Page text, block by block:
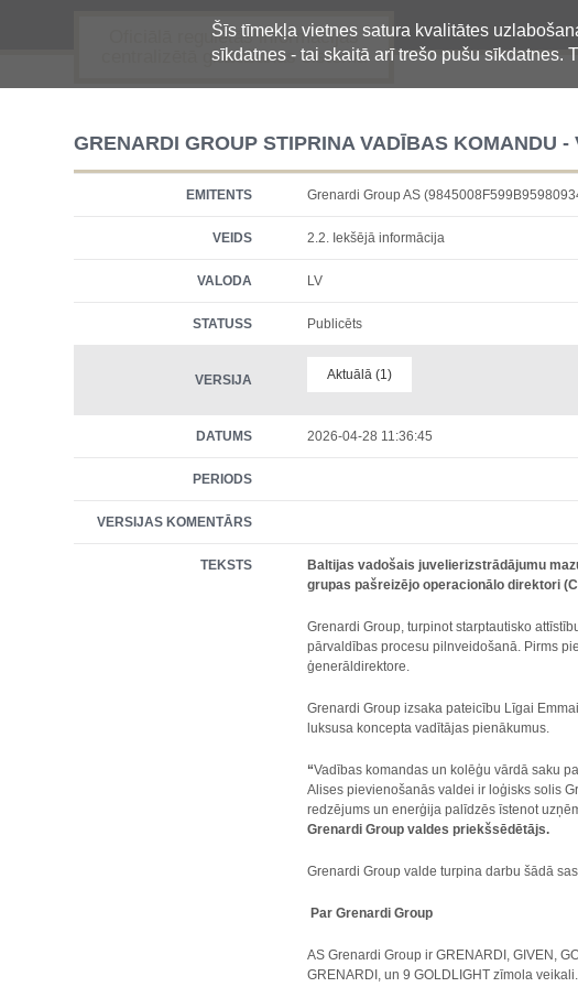
Šīs tīmekļa vietnes satura kvalitātes
sīkdatnes - tai skaitā arī trešo pušu sīkdatnes.
Oficiālā regulētās informācijas
centralizētā glabāšanas sistēma
GRENARDI GROUP STIPRINA VADĪBAS KOMANDU
EMITENTS Grenardi Group AS
VEIDS 2.2. Iekšējā informācija
VALODA LV
STATUSS Publicēts
VERSIJA Aktuālā (1)
DATUMS 2026-04-28 11:36:45
PERIODS
VERSIJAS KOMENTĀRS
TEKSTS
Baltijas vadošais juvelierizstrādājumu
grupas pašreizējo operacionālo direktori
Grenardi Group, turpinot starptautisko
pārvaldības procesu pilnveidošanā. Pirms
ģenerāldirektore.
Grenardi Group izsaka pateicību Līgai
luksusa koncepta vadītājas pienākumus.
“Vadības komandas un kolēģu vārdā saku
Alises pievienošanās valdei ir loģisks solis
redzējums un enerģija palīdzēs īstenot
Grenardi Group valdes priekšsēdētājs.
Grenardi Group valde turpina darbu šādā
Par Grenardi Group
AS Grenardi Group ir GRENARDI, GIVEN,
GRENARDI, un 9 GOLDLIGHT zīmola